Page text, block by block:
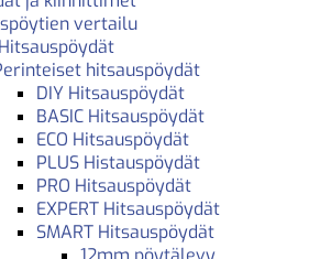
vertailu
hitsauspöydät
DIY Hitsauspöydät
BASIC Hitsauspöydät
ECO Hitsauspöydät
PLUS Histauspöydät
PRO Hitsauspöydät
EXPERT Hitsauspöydät
SMART Hitsauspöydät